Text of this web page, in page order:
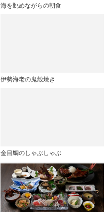
海を眺めながらの朝食
伊勢海老の鬼殻焼き
金目鯛のしゃぶしゃぶ